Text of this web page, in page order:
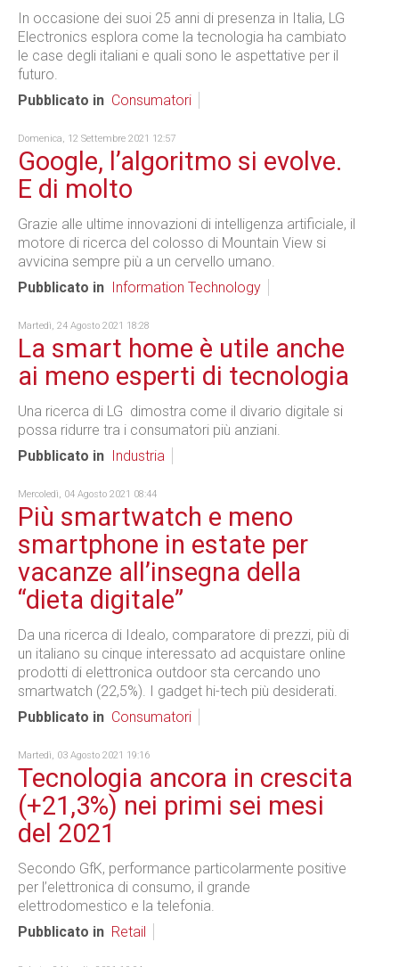
In occasione dei suoi 25 anni di presenza in Italia, LG
Electronics esplora come la tecnologia ha cambiato
le case degli italiani e quali sono le aspettative per il
futuro.
Pubblicato in Consumatori
Domenica, 12 Settembre 2021 12:57
Google, l’algoritmo si evolve.
E di molto
Grazie alle ultime innovazioni di intelligenza artificiale, il
motore di ricerca del colosso di Mountain View si
avvicina sempre più a un cervello umano.
Pubblicato in
Information Technology
Martedì, 24 Agosto 2021 18:28
La smart home è utile anche
ai meno esperti di tecnologia
Una ricerca di LG dimostra come il divario digitale si
possa ridurre tra i consumatori più anziani.
Pubblicato in
Industria
Mercoledì, 04 Agosto 2021 08:44
Più smartwatch e meno
smartphone in estate per
vacanze all’insegna della
“dieta digitale”
Da una ricerca di Idealo, comparatore di prezzi, più di
un italiano su cinque interessato ad acquistare online
prodotti di elettronica outdoor sta cercando uno
smartwatch (22,5%). I gadget hi-tech più desiderati.
Pubblicato in Consumatori
Martedì, 03 Agosto 2021 19:16
Tecnologia ancora in crescita
(+21,3%) nei primi sei mesi
del 2021
Secondo GfK, performance particolarmente positive
per l’elettronica di consumo, il grande
elettrodomestico e la telefonia.
Pubblicato in Retail